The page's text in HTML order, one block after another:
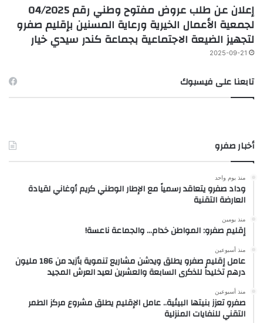
إعلان عن طلب عروض مفتوح وطني رقم 04/2025
لجمعية الأعمال الخيرية ورعاية المسنين بإقليم صفرو
لتجهيز الضيعة الاجتماعية بجماعة كندر سيدي خيار
2025-09-21
تابعنا على فيسبوك
أخبار صفرو
منذ يوم واحد
وداد صفرو يتعاقد رسمياً مع الإطار الوطني كريم أوغاني لقيادة
العارضة التقنية
منذ يومين
إقليم صفرو: المواطن خدام… والجماعة ناعسة!
منذ أسبوعين
عامل إقليم صفرو يطلق ويدشن مشاريع تنموية بأزيد من 186 مليون
درهم تخليداً للذكرى السابعة والعشرين لعيد العرش المجيد
منذ أسبوعين
صفرو تعزز بنيتها البيئية.. عامل الإقليم يطلق مشروع مركز الطمر
التقني للنفايات المنزلية